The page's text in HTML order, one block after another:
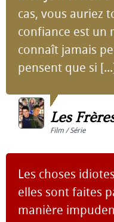
cas, vous auriez
confiance est un
connaît jamais
pensent que si
Les
Film / Série
Les choses
elles sont faites
manière